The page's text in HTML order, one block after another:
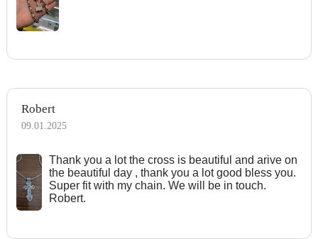
Robert
09.01.2025
Тhank you a lot the cross is beautiful and arive on
the beautiful day , thank you a lot good bless you.
Super fit with my chain. We will be in touch.
Robert.